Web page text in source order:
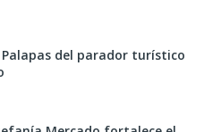
del parador turístico